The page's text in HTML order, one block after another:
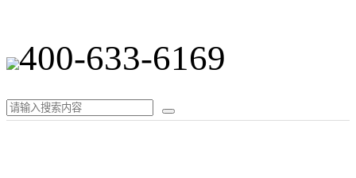
400-633-6169